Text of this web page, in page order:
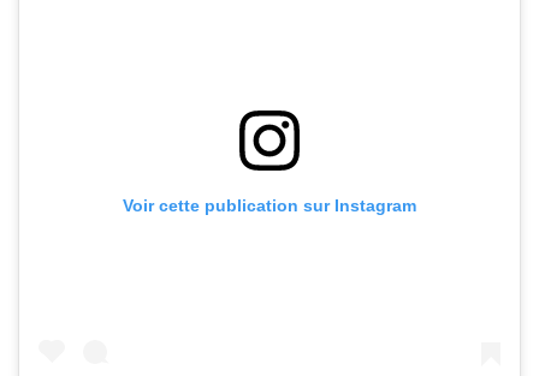
Voir cette publication sur Instagram